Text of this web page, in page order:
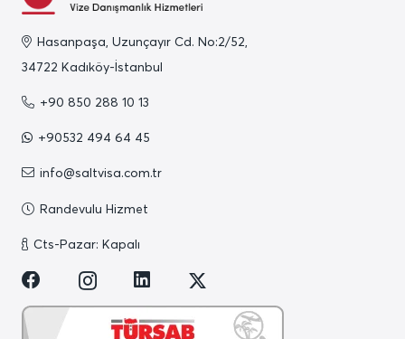
Hasanpaşa, Uzunçayır Cd. No:2/52,
34722 Kadıköy-İstanbul
+90 850 288 10 13
+90532 494 64 45
info@saltvisa.com.tr
Randevulu Hizmet
Cts-Pazar: Kapalı